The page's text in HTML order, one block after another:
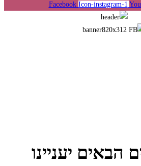
Facebook Icon-instagram-1
הבאים יעניינו